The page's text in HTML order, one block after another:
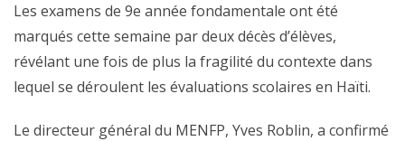
Les examens de 9e année fondamentale ont été
marqués cette semaine par deux décès d’élèves,
révélant une fois de plus la fragilité du contexte dans
lequel se déroulent les évaluations scolaires en Haïti.
Le directeur général du MENFP, Yves Roblin, a confirmé